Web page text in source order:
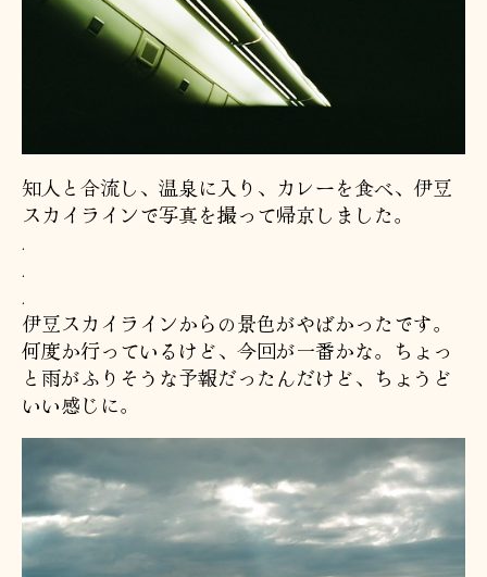
知人と合流し、温泉に入り、カレーを食べ、伊豆
スカイラインで写真を撮って帰京しました。
.
.
.
伊豆スカイラインからの景色がやばかったです。
何度か行っているけど、今回が一番かな。ちょっ
と雨がふりそうな予報だったんだけど、ちょうど
いい感じに。